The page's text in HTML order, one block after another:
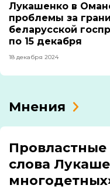
Лукашенко в
проблемы за
беларусской
по 15 декабря
18 декабря 2024
Мнения
слова